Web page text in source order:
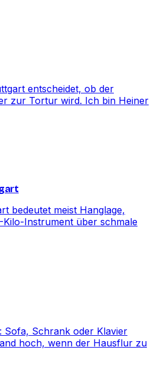
entscheidet, ob der
zur Tortur wird. Ich bin Heiner
bedeutet meist Hanglage,
Instrument über schmale
Sofa, Schrank oder Klavier
hoch, wenn der Hausflur zu